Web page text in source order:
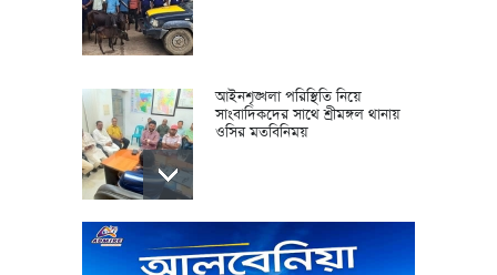
আইনশৃঙ্খলা পরিস্থিতি নিয়ে
সাংবাদিকদের সাথে শ্রীমঙ্গল থানায়
ওসির মতবিনিময়
Allowing Hasina to
speak from India